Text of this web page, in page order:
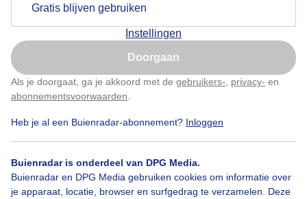
Gratis blijven gebruiken
Instellingen
Doorgaan
Als je doorgaat, ga je akkoord met de gebruikers- privacy- en
abonnementsvoorwaarden
Heb je al een Buienradar-abonnement? Inloggen
Buienradar is onderdeel van DPG Media.
Buienradar en DPG Media gebruiken cookies om informatie over
je apparaat, locatie, browser en surfgedrag te verzamelen. Deze
Door: public Gemaakt: 10-05-2026, 22x bekeken
Bekijk slideshow
Nu niet, misschien later
Klik hierom dit aan te passen